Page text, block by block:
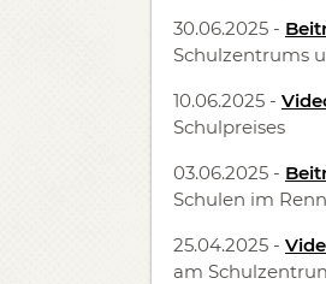
30.06.2025 -
Schulzentrums
10.06.2025 -
Schulpreises
03.06.2025 -
Schulen im
25.04.2025 -
am